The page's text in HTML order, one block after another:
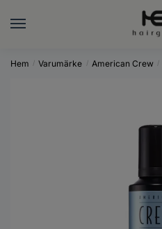
Hem / Varumärke / American Crew /